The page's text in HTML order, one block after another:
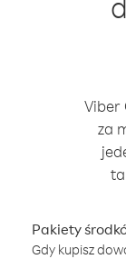
Viber
za
Pakiety
Gdy kupisz